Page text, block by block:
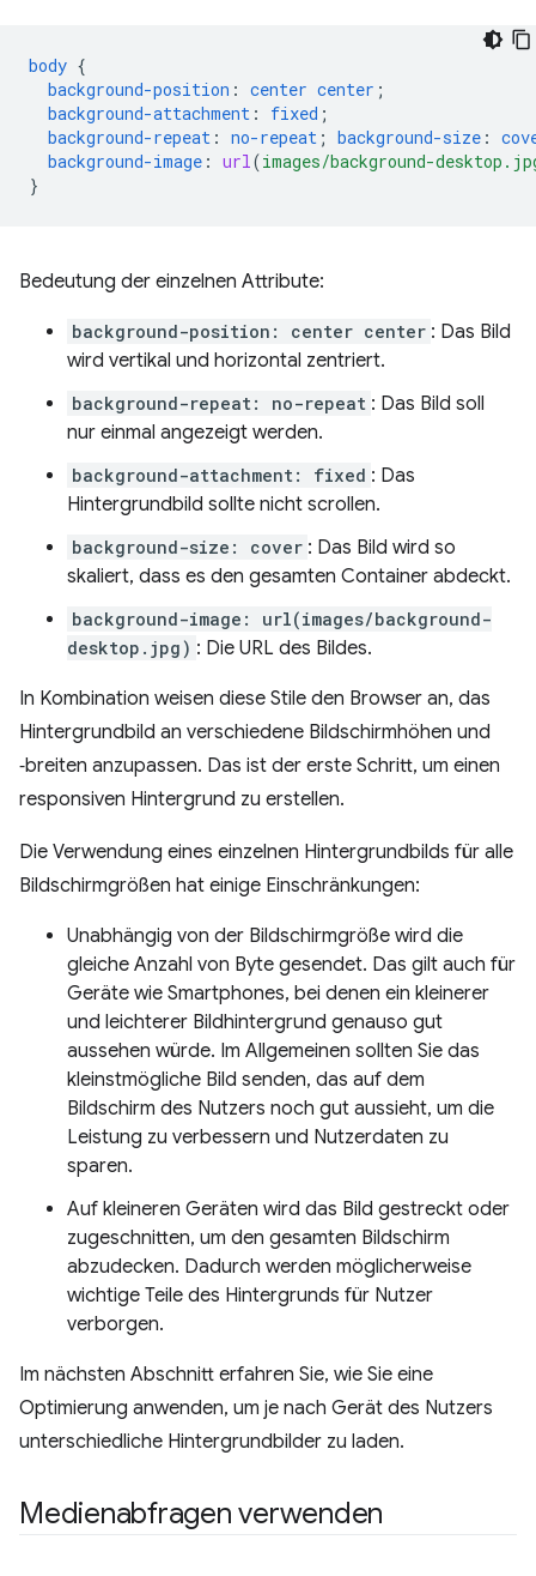
body {
background-position : center center ;
background-attachment : fixed ;
background-repeat : no-repeat ; background-size :
background-image : url(images/background-
}
Bedeutung der einzelnen Attribute:
background-position: center center : Das Bild
wird vertikal und horizontal zentriert.
background-repeat: no-repeat : Das Bild soll
nur einmal angezeigt werden.
background-attachment: fixed : Das
Hintergrundbild sollte nicht scrollen.
background-size: cover : Das Bild wird so
skaliert, dass es den gesamten Container abdeckt.
background-image: url(images/background-
desktop.jpg) : Die URL des Bildes.
In Kombination weisen diese Stile den Browser an, das
Hintergrundbild an verschiedene Bildschirmhöhen und
‑breiten anzupassen. Das ist der erste Schritt, um einen
responsiven Hintergrund zu erstellen.
Die Verwendung eines einzelnen Hintergrundbilds für alle
Bildschirmgrößen hat einige Einschränkungen:
Unabhängig von der Bildschirmgröße wird die
gleiche Anzahl von Byte gesendet. Das gilt auch für
Geräte wie Smartphones, bei denen ein kleinerer
und leichterer Bildhintergrund genauso gut
aussehen würde. Im Allgemeinen sollten Sie das
kleinstmögliche Bild senden, das auf dem
Bildschirm des Nutzers noch gut aussieht, um die
Leistung zu verbessern und Nutzerdaten zu
sparen.
Auf kleineren Geräten wird das Bild gestreckt oder
zugeschnitten, um den gesamten Bildschirm
abzudecken. Dadurch werden möglicherweise
wichtige Teile des Hintergrunds für Nutzer
verborgen.
Im nächsten Abschnitt erfahren Sie, wie Sie eine
Optimierung anwenden, um je nach Gerät des Nutzers
unterschiedliche Hintergrundbilder zu laden.
Medienabfragen verwenden